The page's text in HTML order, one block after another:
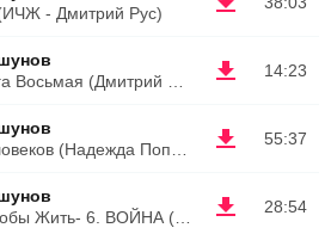
(ИЧЖ - Дмитрий Рус)
14:23
55:37
28:54